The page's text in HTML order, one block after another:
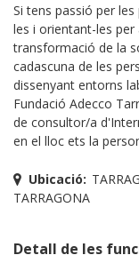
Si tens passió per
les i orientant-les
transformació de la
cadascuna de les
dissenyant entorns
Fundació Adecco
de consultor/a
en el lloc ets la
Ubicació:
TARRAGONA
Detall de les